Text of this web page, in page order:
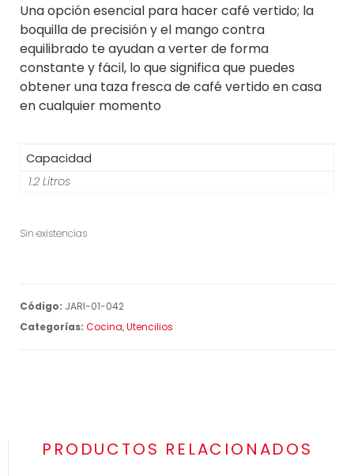
Una opción esencial para hacer café vertido; la
boquilla de precisión y el mango contra
equilibrado te ayudan a verter de forma
constante y fácil, lo que significa que puedes
obtener una taza fresca de café vertido en casa
en cualquier momento
Capacidad
1.2 Litros
Sin existencias
Código: JARI-01-042
Categorías: Cocina,Utencilios
PRODUCTOS RELACIONADOS